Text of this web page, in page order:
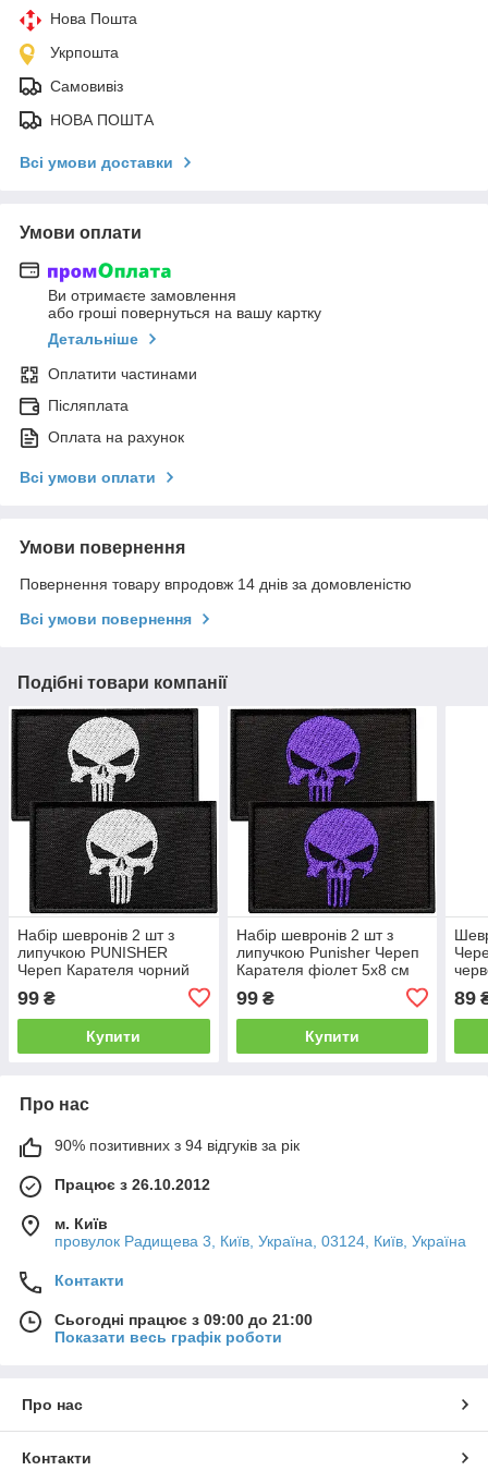
Нова Пошта
Укрпошта
Самовивіз
НОВА ПОШТА
Всі умови доставки
Умови оплати
Ви отримаєте замовлення
або гроші повернуться на вашу картку
Детальніше
Оплатити частинами
Післяплата
Оплата на рахунок
Всі умови оплати
Умови повернення
Повернення товару впродовж 14 днів за домовленістю
Всі умови повернення
Подібні товари компанії
Набір шевронів 2 шт з
липучкою PUNISHER
Череп Карателя чорний
нашивка Карателя
99 ₴
Купити
Набір шевронів 2 шт з
липучкою Punisher Череп
Карателя фіолет 5х8 см
шеврон Каратель
99₴
Купити
89
Про нас
90% позитивних з 94 відгуків за рік
Працює з 26.10.2012
м. Київ
провулок Радищева 3, Київ, Україна, 03124, Київ, Україна
Контакти
Сьогодні працює з 09:00 до 21:00
Показати весь графік роботи
Про нас
Контакти